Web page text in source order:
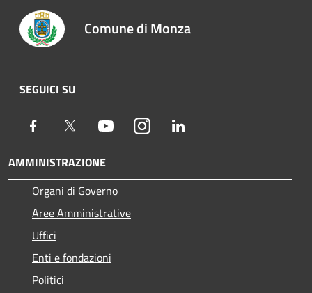
Comune di Monza
SEGUICI SU
Facebook Twitter YoutubeInstagram
AMMINISTRAZIONE
Organi di Governo
Aree Amministrative
Uffici
Enti e fondazioni
Politici